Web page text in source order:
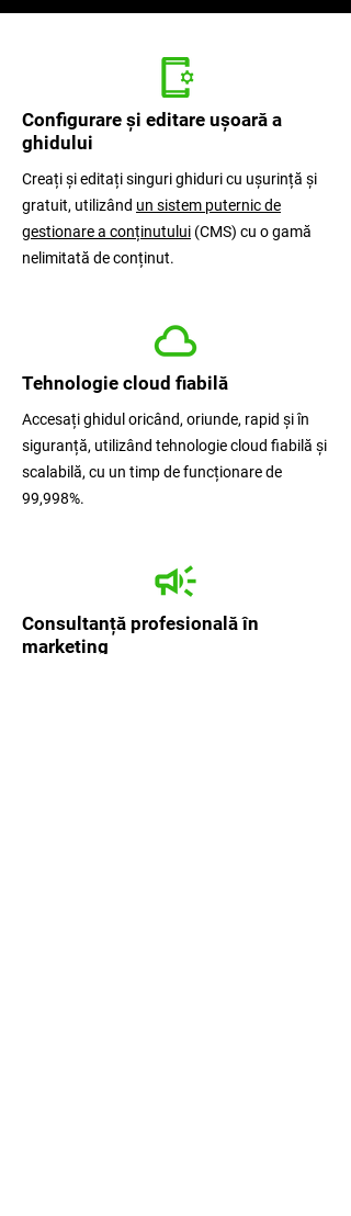
Configurare și editare ușoară a
ghidului
Creați și editați singuri ghiduri cu ușurință și
gratuit, utilizând un sistem puternic de
gestionare a conținutului (CMS) cu o gamă
nelimitată de conținut.
Tehnologie cloud fiabilă
Accesați ghidul oricând, oriunde, rapid și în
siguranță, utilizând tehnologie cloud fiabilă și
scalabilă, cu un timp de funcționare de
99,998%.
Consultanță profesională în
marketing